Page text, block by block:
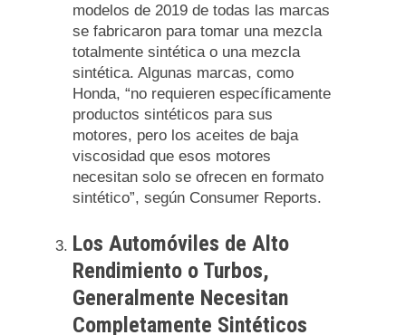
modelos de 2019 de todas las marcas
se fabricaron para tomar una mezcla
totalmente sintética o una mezcla
sintética. Algunas marcas, como
Honda, “no requieren específicamente
productos sintéticos para sus
motores, pero los aceites de baja
viscosidad que esos motores
necesitan solo se ofrecen en formato
sintético”, según Consumer Reports.
Los Automóviles de Alto
Rendimiento o Turbos,
Generalmente Necesitan
Completamente Sintéticos